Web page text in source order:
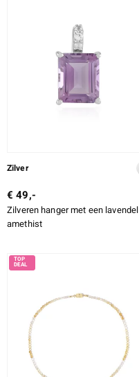
Zilver
€ 49,-
Zilveren hanger met een lavendel
amethist